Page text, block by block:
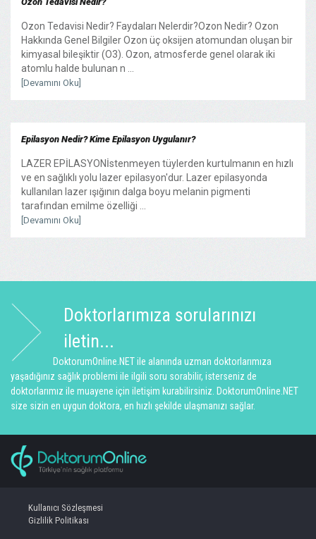
Ozon Tedavisi Nedir? Faydaları Nelerdir?Ozon Nedir? Ozon
Hakkında Genel Bilgiler Ozon üç oksijen atomundan oluşan bir
kimyasal bileşiktir (O3). Ozon, atmosferde genel olarak iki
atomlu halde bulunan n ...
[Devamını Oku]
Epilasyon Nedir? Kime Epilasyon Uygulanır?
LAZER EPİLASYONİstenmeyen tüylerden kurtulmanın en hızlı
ve en sağlıklı yolu lazer epilasyon'dur. Lazer epilasyonda
kullanılan lazer ışığının dalga boyu melanin pigmenti
tarafından emilme özelliği ...
[Devamını Oku]
Doktorlarımıza sorularınızı
iletin...
DoktorumOnline.NET ile alanında uzman doktorlarımıza
yaşadığınız sağlık problemi ile ilgili soru sorabilir, isterseniz de
doktorlarımız ile muayene için iletişim kurabilirsiniz. DoktorumOnline.NET
size sizin en uygun doktora, en hızlı şekilde ulaşmanızı sağlar.
Kullanıcı Sözleşmesi
Gizlilik Politikası